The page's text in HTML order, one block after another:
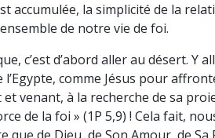
accumulée, la simplicité de la
de notre vie de foi.
c’est d’abord aller au désert.
comme Jésus pour
venant, à la recherche de sa
de la foi » (1P 5,9) ! Cela fait,